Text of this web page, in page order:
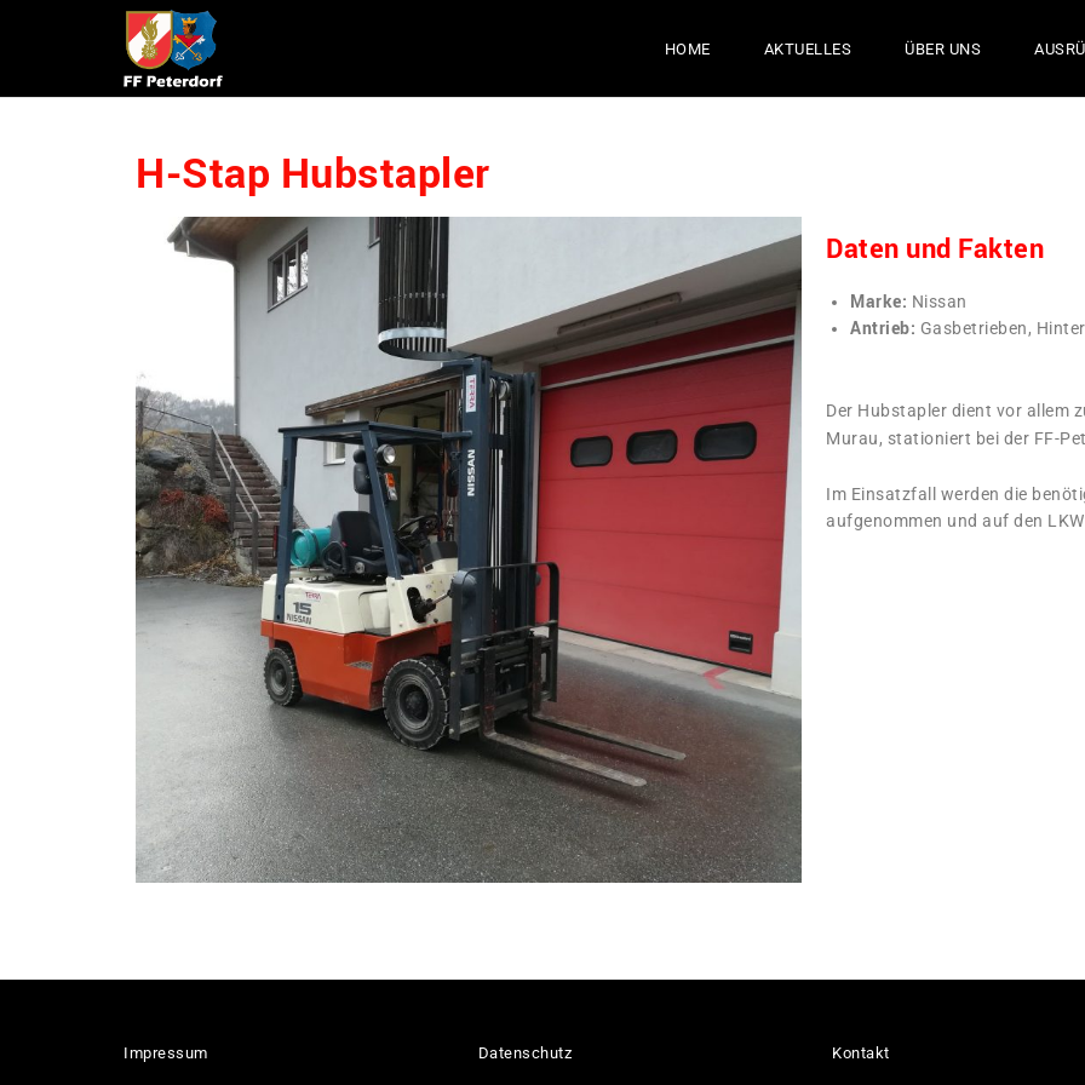
HOME AKTUELLES ÜBER UNS
H-Stap Hubstapler
Daten und Fakten
Marke: Nissan
Antrieb: Gasbetrieben,
Der Hubstapler dient vor allem
Murau, stationiert bei der FF-
Im Einsatzfall werden die
aufgenommen und auf den
Impressum Datenschutz Kontakt